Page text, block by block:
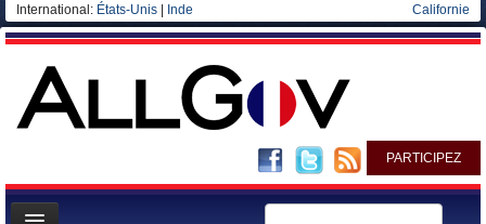
International: États-Unis Inde Californie
PARTICIPEZ